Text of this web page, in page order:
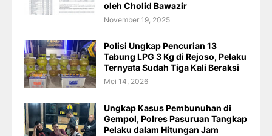
oleh Cholid Bawazir
November 19, 2025
Polisi Ungkap Pencurian 13
Tabung LPG 3 Kg di Rejoso, Pelaku
Ternyata Sudah Tiga Kali Beraksi
Mei 14, 2026
Ungkap Kasus Pembunuhan di
Gempol, Polres Pasuruan Tangkap
Pelaku dalam Hitungan Jam